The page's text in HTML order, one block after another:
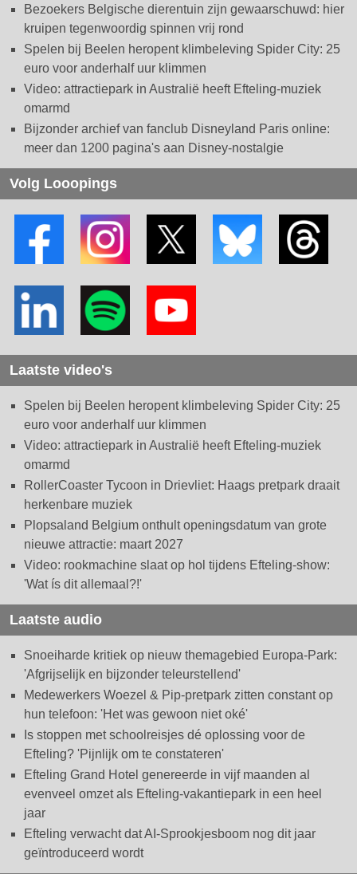
Bezoekers Belgische dierentuin zijn gewaarschuwd: hier
kruipen tegenwoordig spinnen vrij rond
Spelen bij Beelen heropent klimbeleving Spider City: 25
euro voor anderhalf uur klimmen
Video: attractiepark in Australië heeft Efteling-muziek
omarmd
Bijzonder archief van fanclub Disneyland Paris online:
meer dan 1200 pagina's aan Disney-nostalgie
Volg Looopings
Laatste video's
Spelen bij Beelen heropent klimbeleving Spider City: 25
euro voor anderhalf uur klimmen
Video: attractiepark in Australië heeft Efteling-muziek
omarmd
RollerCoaster Tycoon in Drievliet: Haags pretpark draait
herkenbare muziek
Plopsaland Belgium onthult openingsdatum van grote
nieuwe attractie: maart 2027
Video: rookmachine slaat op hol tijdens Efteling-show:
'Wat ís dit allemaal?!'
Laatste audio
Snoeiharde kritiek op nieuw themagebied Europa-Park:
'Afgrijselijk en bijzonder teleurstellend'
Medewerkers Woezel & Pip-pretpark zitten constant op
hun telefoon: 'Het was gewoon niet oké'
Is stoppen met schoolreisjes dé oplossing voor de
Efteling? 'Pijnlijk om te constateren'
Efteling Grand Hotel genereerde in vijf maanden al
evenveel omzet als Efteling-vakantiepark in een heel
jaar
Efteling verwacht dat AI-Sprookjesboom nog dit jaar
geïntroduceerd wordt